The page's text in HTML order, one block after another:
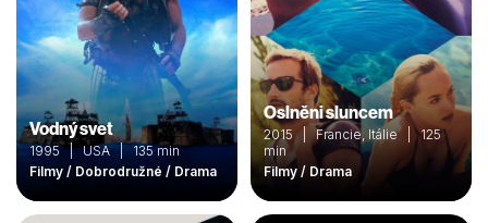
Vodný svet
1995 | USA | 135 min
Filmy / Dobrodružné / Drama
Oslněni sluncem
2015 | Francie, Itálie | 125
min
Filmy / Drama